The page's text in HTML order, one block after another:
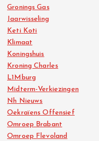
Gronings Gas
Jaarwisseling
Keti Koti
Klimaat
Koningshuis
Kroning Charles
L1Mburg
Midterm-Verkiezingen
Nh Nieuws
Oekraïens Offensief
Omroep Brabant
Omroep Flevoland